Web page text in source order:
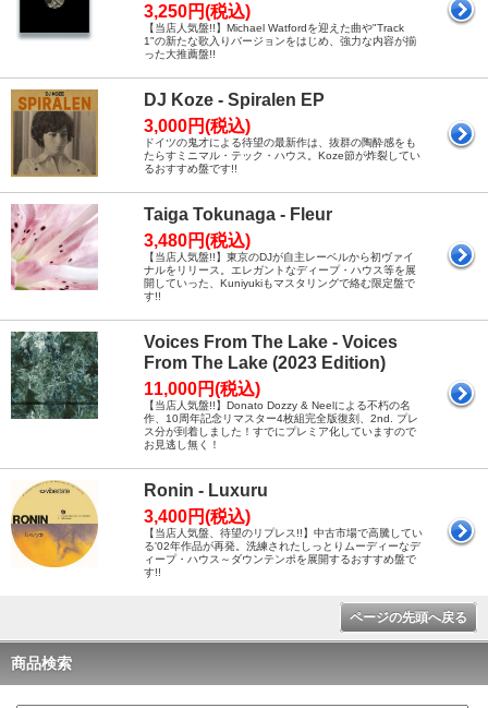
3,250円(税込)
【当店人気盤!!】Michael Watfordを迎えた曲や"Track
1"の新たな歌入りバージョンをはじめ、強力な内容が揃
った大推薦盤!!
DJ Koze - Spiralen EP
3,000円(税込)
ドイツの鬼才による待望の最新作は、抜群の陶酔感をも
たらすミニマル・テック・ハウス。Koze節が炸裂してい
るおすすめ盤です!!
Taiga Tokunaga - Fleur
3,480円(税込)
【当店人気盤!!】東京のDJが自主レーベルから初ヴァイ
ナルをリリース。エレガントなディープ・ハウス等を展
開していった、Kuniyukiもマスタリングで絡む限定盤で
す!!
Voices From The Lake - Voices
From The Lake (2023 Edition)
11,000円(税込)
【当店人気盤!!】Donato Dozzy & Neelによる不朽の名
作、10周年記念リマスター4枚組完全版復刻、2nd. プレ
ス分が到着しました！すでにプレミア化していますので
お見逃し無く！
Ronin - Luxuru
3,400円(税込)
【当店人気盤、待望のリプレス!!】中古市場で高騰してい
る'02年作品が再発。洗練されたしっとりムーディーなデ
ィープ・ハウス～ダウンテンポを展開するおすすめ盤で
す!!
ページの先頭へ戻る
商品検索